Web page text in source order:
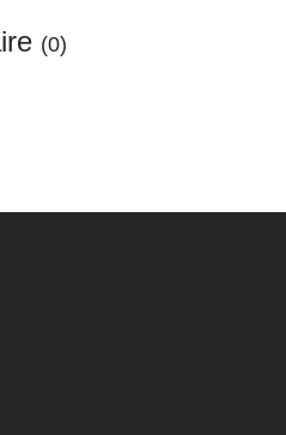
(0)